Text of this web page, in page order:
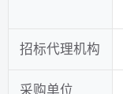
招标代理机构
采购单位